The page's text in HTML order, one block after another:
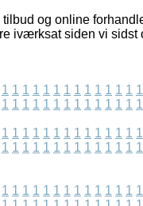
tilbud og online
iværksat siden vi sidst
1 1 1 1 1 1 1 1 1 1 1 1 1 1
1 1 1 1 1 1 1 1 1 1 1 1 1 1
1 1 1 1 1 1 1 1 1 1 1 1 1 1
1 1 1 1 1 1 1 1 1 1 1 1 1 1
1 1 1 1 1 1 1 1 1 1 1 1 1 1